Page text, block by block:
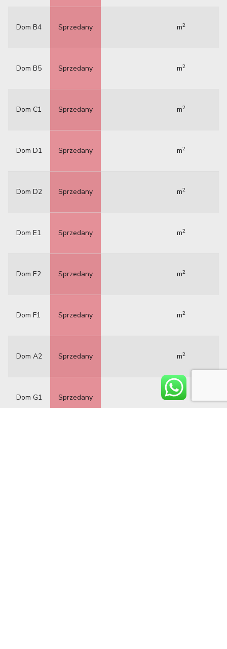
Dom B4 Sprzedany m2
Dom B5 Sprzedany m2
Dom C1 Sprzedany m2
Dom D1 Sprzedany m2
Dom D2 Sprzedany m2
Dom E1 Sprzedany m2
Dom E2 Sprzedany m2
Dom F1 Sprzedany m2
Dom A2 Sprzedany m2
Dom G1 Sprzedany m